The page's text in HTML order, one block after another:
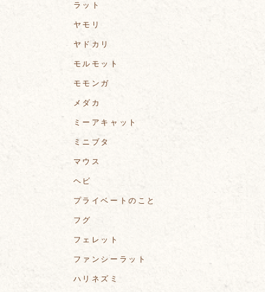
ラット
ヤモリ
ヤドカリ
モルモット
モモンガ
メダカ
ミーアキャット
ミニブタ
マウス
ヘビ
プライベートのこと
フグ
フェレット
ファンシーラット
ハリネズミ